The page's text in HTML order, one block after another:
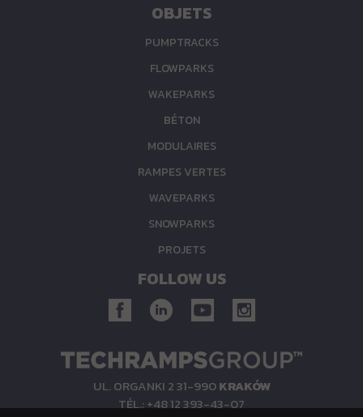
OBJETS
PUMPTRACKS
FLOWPARKS
WAKEPARKS
BÉTON
MODULAIRES
RAMPES VERTES
WAVEPARKS
SNOWPARKS
PROJETS
FOLLOW US
UL. ORGANKI 2 31-990KRAKÓW
TÉL.: +48 12 393-43-07